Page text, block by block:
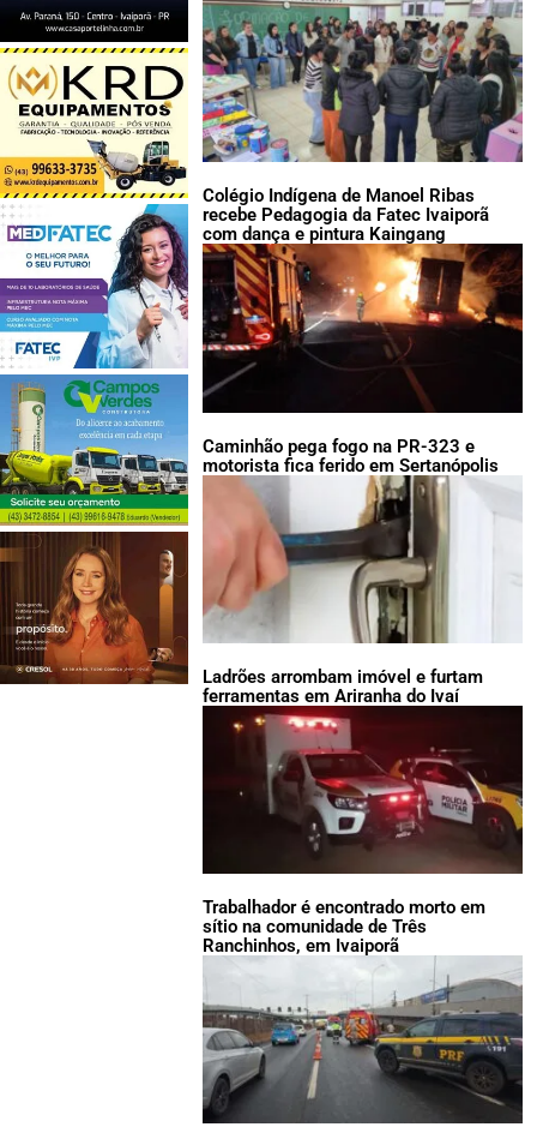
Colégio Indígena de Manoel Ribas
recebe Pedagogia da Fatec Ivaiporã
com dança e pintura Kaingang
Caminhão pega fogo na PR-323 e
motorista fica ferido em Sertanópolis
Ladrões arrombam imóvel e furtam
ferramentas em Ariranha do Ivaí
Trabalhador é encontrado morto em
sítio na comunidade de Três
Ranchinhos, em Ivaiporã